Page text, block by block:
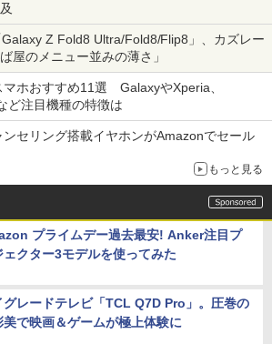
Z Fold8 Ultra/Fold8/Flip8」、カズレー
屋のメニュー並みの薄さ」
ホおすすめ11選 GalaxyやXperia、
ど注目機種の特徴は
セリング搭載イヤホンがAmazonでセール
もっと見る
プライムデー過去最安! Anker注目プ
ェクター3モデルを使ってみた
グレードテレビ「TCL Q7D Pro」。圧巻の
美で映画＆ゲームが極上体験に